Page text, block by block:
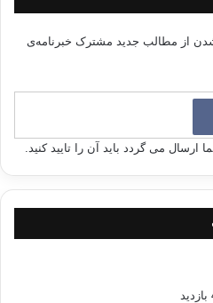
شدن از مطالب جدید مشترک خبرنامه‌ی
ارسال می گردد باید آن را تایید کنید.